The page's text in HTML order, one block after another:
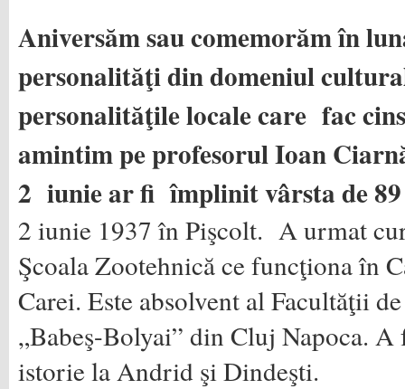
Aniversăm sau comemorăm în
personalităţi din domeniul
personalităţile locale care fac
amintim pe profesorul Ioan
2 iunie ar fi împlinit vârsta de 89
2 iunie 1937 în Pişcolt. A urmat
Şcoala Zootehnică ce funcţiona în
Carei. Este absolvent al Facultăţii
„Babeş-Bolyai” din Cluj Napoca. A
istorie la Andrid şi Dindeşti.